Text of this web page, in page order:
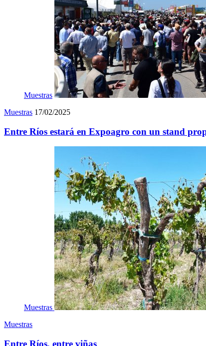
Muestras
Muestras 17/02/2025
Entre Ríos estará en Expoagro con un stand
Muestras
Muestras
Entre Ríos, entre viñas